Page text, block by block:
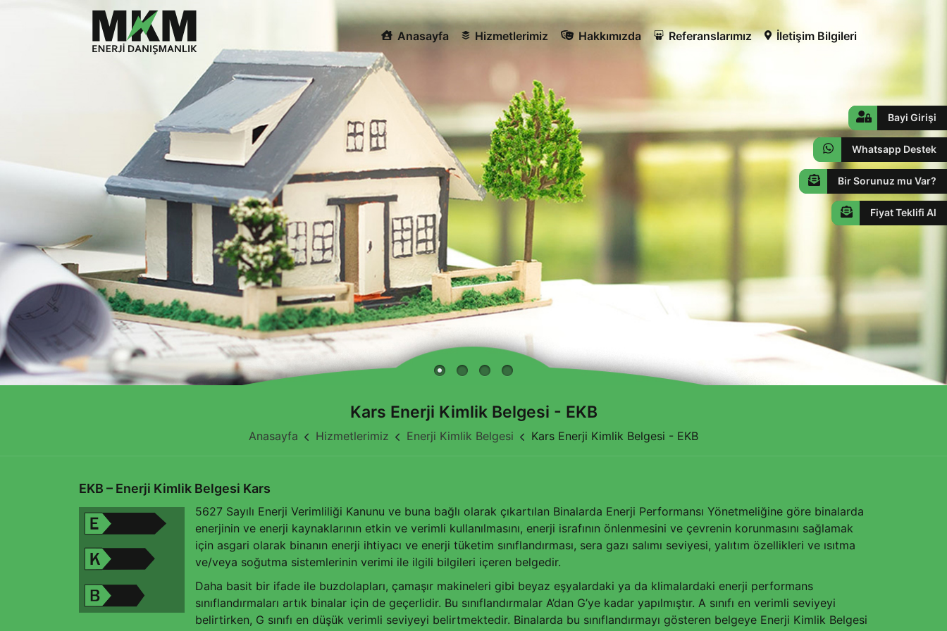
Bayi Girişi
Whatsapp Destek
Bir Sorunuz mu Var?
Fiyat Teklifi Al
Anasayfa Hizmetlerimiz Hakkımızda Referanslarımız İletişim Bilgileri
Kars Enerji Kimlik Belgesi - EKB
Anasayfa Hizmetlerimiz Enerji Kimlik Belgesi Kars Enerji Kimlik Belgesi - EKB
EKB – Enerji Kimlik Belgesi Kars
5627 Sayılı Enerji Verimliliği Kanunu ve buna bağlı olarak çıkartılan Binalarda Enerji Performansı Yönetmeliğine göre binalarda
enerjinin ve enerji kaynaklarının etkin ve verimli kullanılmasını, enerji israfının önlenmesini ve çevrenin korunmasını sağlamak
için asgari olarak binanın enerji ihtiyacı ve enerji tüketim sınıflandırması, sera gazı salımı seviyesi, yalıtım özellikleri ve ısıtma
ve/veya soğutma sistemlerinin verimi ile ilgili bilgileri içeren belgedir.
Daha basit bir ifade ile buzdolapları, çamaşır makineleri gibi beyaz eşyalardaki ya da klimalardaki enerji performans
sınıflandırmaları artık binalar için de geçerlidir. Bu sınıflandırmalar A’dan G’ye kadar yapılmıştır. A sınıfı en verimli seviyeyi
belirtirken, G sınıfı en düşük verimli seviyeyi belirtmektedir. Binalarda bu sınıflandırmayı gösteren belgeye Enerji Kimlik Belgesi